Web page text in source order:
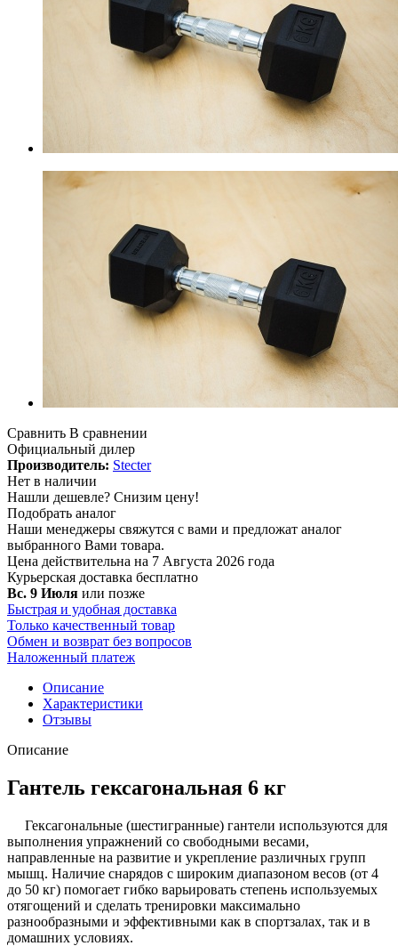
Сравнить В сравнении
Официальный дилер
Производитель: Stecter
Нет в наличии
Нашли дешевле? Снизим цену!
Подобрать аналог
Наши менеджеры свяжутся с вами и предложат аналог
выбранного Вами товара.
Цена действительна на 7 Августа 2026 года
Курьерская доставка бесплатно
Вс. 9 Июля или позже
Быстрая и удобная доставка
Только качественный товар
Обмен и возврат без вопросов
Наложенный платеж
Описание
Характеристики
Отзывы
Описание
Гантель гексагональная 6 кг
Гексагональные (шестигранные) гантели используются для
выполнения упражнений со свободными весами,
направленные на развитие и укрепление различных групп
мышц. Наличие снарядов с широким диапазоном весов (от 4
до 50 кг) помогает гибко варьировать степень используемых
отягощений и сделать тренировки максимально
разнообразными и эффективными как в спортзалах, так и в
домашних условиях.